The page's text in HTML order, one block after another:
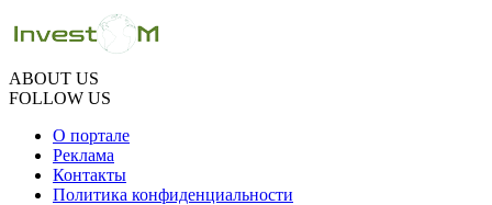
ABOUT US
FOLLOW US
О портале
Реклама
Контакты
Политика конфиденциальности